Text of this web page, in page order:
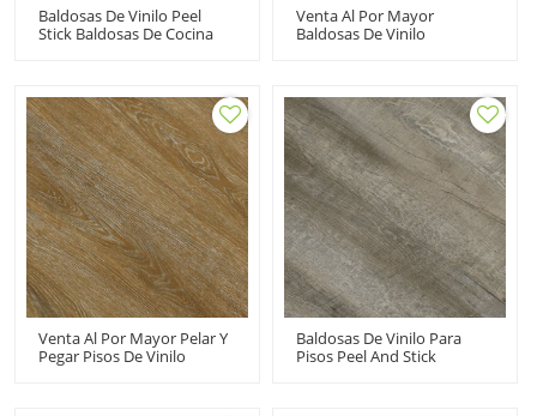
Baldosas De Vinilo Peel
Stick Baldosas De Cocina
Agua 6''x36'' HIF 21531
Venta Al Por Mayor
Baldosas De Vinilo
Flexible Económico 6''x36''
HIF 21526
Venta Al Por Mayor Pelar Y
Pegar Pisos De Vinilo
Baldosas De Vinilo Para
Pisos Peel And Stick